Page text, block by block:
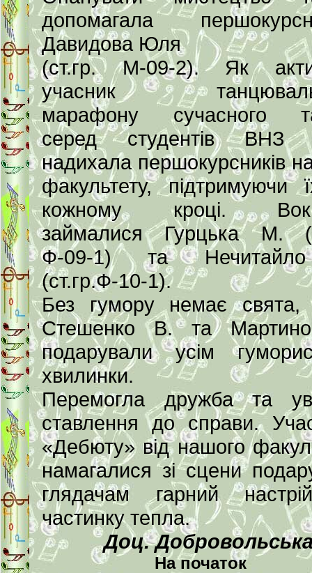
допомагала
Давидова Юля
(ст.гр. М-09-2). Як
учасник
марафону сучасного
серед студентів ВНЗ
надихала першокурсників
факультету, підтримуючи
кожному кроці.
займалися Гурцька М.
Ф-09-1) та
(ст.гр.Ф-10-1).
Без гумору немає свята,
Стешенко В. та
подарували усім
хвилинки.
Перемогла дружба та
ставлення до справи.
«Дебюту» від нашого
намагалися зі сцени
глядачам гарний
частинку тепла.
Доц.
На початок